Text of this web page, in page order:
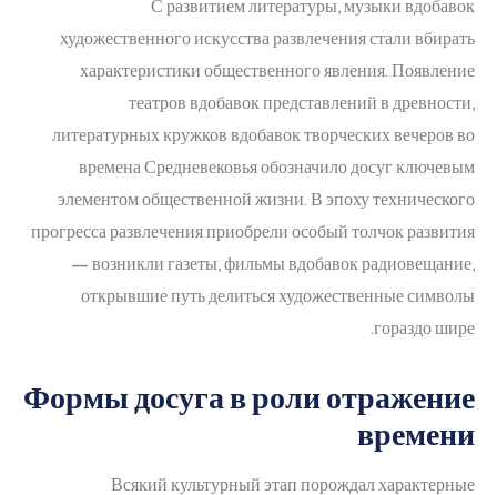
С развитием литературы, музыки вдобавок
художественного искусства развлечения стали вбирать
характеристики общественного явления. Появление
театров вдобавок представлений в древности,
литературных кружков вдобавок творческих вечеров во
времена Средневековья обозначило досуг ключевым
элементом общественной жизни. В эпоху технического
прогресса развлечения приобрели особый толчок развития
— возникли газеты, фильмы вдобавок радиовещание,
открывшие путь делиться художественные символы
гораздо шире.
Формы досуга в роли отражение
времени
Всякий культурный этап порождал характерные